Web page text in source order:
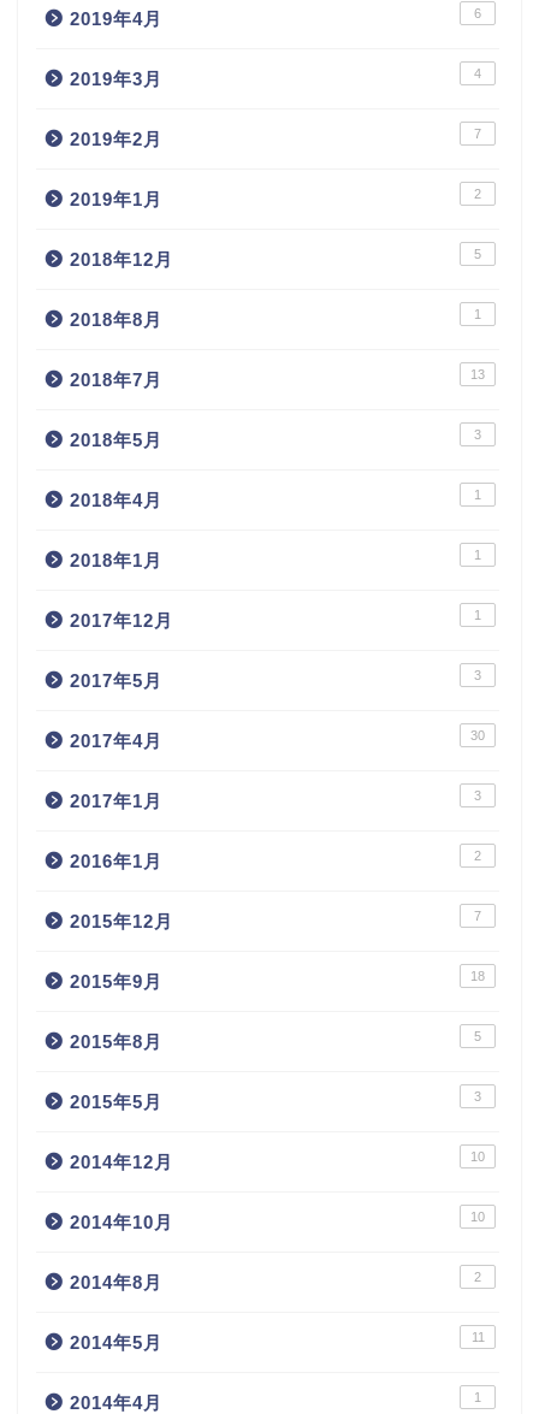
2019年4月 6
2019年3月 4
2019年2月 7
2019年1月 2
2018年12月 5
2018年8月 1
2018年7月 13
2018年5月 3
2018年4月 1
2018年1月 1
2017年12月 1
2017年5月 3
2017年4月 30
2017年1月 3
2016年1月 2
2015年12月 7
2015年9月 18
2015年8月 5
2015年5月 3
2014年12月 10
2014年10月 10
2014年8月 2
2014年5月 11
2014年4月 1